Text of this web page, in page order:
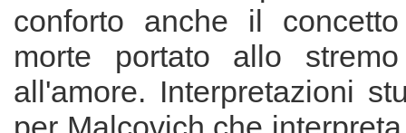
conforto anche il
morte portato allo
all'amore. Interpretazioni